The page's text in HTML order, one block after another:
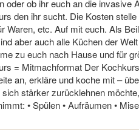
oder ob ihr euch an die
den ihr sucht. Die Kosten
Waren, etc. Auf mit euch. Als
aber auch alle Küchen der
zu euch nach Hause und für
Mitmachformat Der Kochkurs
an, erkläre und koche mit
stärker zurücklehnen
• Spülen • Aufräumen •